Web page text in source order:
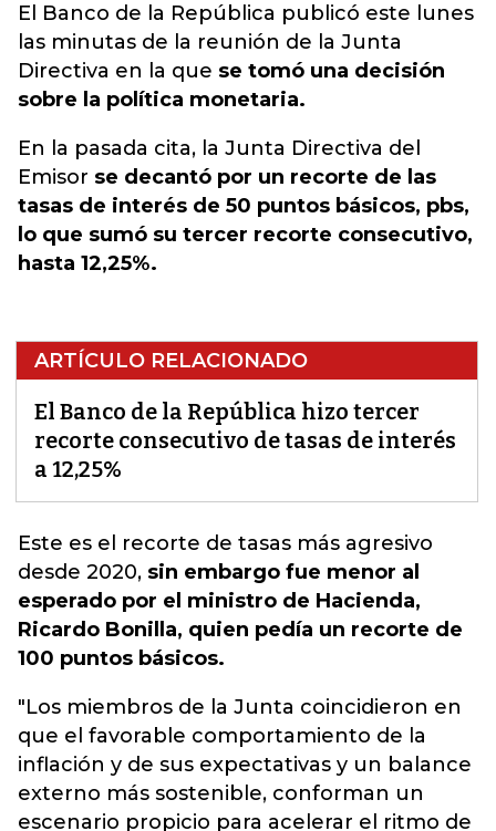
El Banco de la República publicó este lunes
las minutas de la reunión de la Junta
Directiva en la que se tomó una decisión
sobre la política monetaria.
En la pasada cita, la Junta Directiva del
Emisor se decantó por un recorte de las
tasas de interés de 50 puntos básicos, pbs,
lo que sumó su tercer recorte consecutivo,
hasta 12,25%.
ARTÍCULO RELACIONADO
El Banco de la República hizo tercer
recorte consecutivo de tasas de interés
a 12,25%
Este es el recorte de tasas más agresivo
desde 2020, sin embargo fue menor al
esperado por el ministro de Hacienda,
Ricardo Bonilla, quien pedía un recorte de
100 puntos básicos.
"Los miembros de la Junta coincidieron en
que el favorable comportamiento de la
inflación y de sus expectativas y un balance
externo más sostenible, conforman un
escenario propicio para acelerar el ritmo de